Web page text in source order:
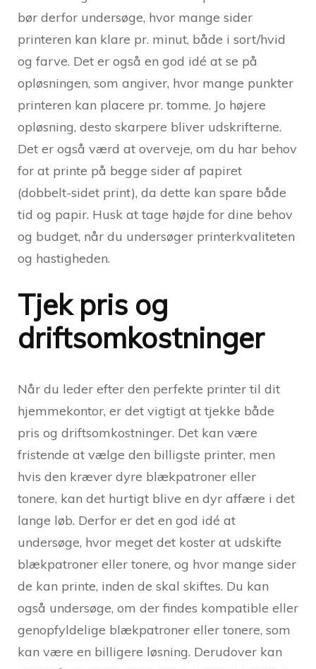
bør derfor undersøge, hvor mange sider
printeren kan klare pr. minut, både i sort/hvid
og farve. Det er også en god idé at se på
opløsningen, som angiver, hvor mange punkter
printeren kan placere pr. tomme. Jo højere
opløsning, desto skarpere bliver udskrifterne.
Det er også værd at overveje, om du har behov
for at printe på begge sider af papiret
(dobbelt-sidet print), da dette kan spare både
tid og papir. Husk at tage højde for dine behov
og budget, når du undersøger printerkvaliteten
og hastigheden.
Tjek pris og
driftsomkostninger
Når du leder efter den perfekte printer til dit
hjemmekontor, er det vigtigt at tjekke både
pris og driftsomkostninger. Det kan være
fristende at vælge den billigste printer, men
hvis den kræver dyre blækpatroner eller
tonere, kan det hurtigt blive en dyr affære i det
lange løb. Derfor er det en god idé at
undersøge, hvor meget det koster at udskifte
blækpatroner eller tonere, og hvor mange sider
de kan printe, inden de skal skiftes. Du kan
også undersøge, om der findes kompatible eller
genopfyldelige blækpatroner eller tonere, som
kan være en billigere løsning. Derudover kan